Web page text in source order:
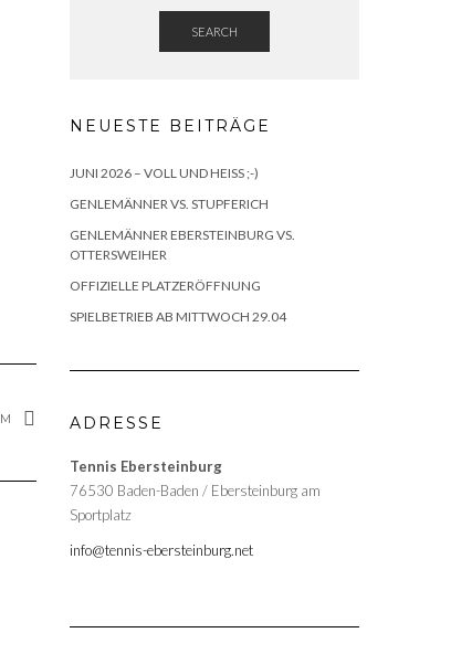
SEARCH
NEUESTE BEITRÄGE
JUNI 2026 – VOLL UND HEISS ;-)
GENLEMÄNNER VS. STUPFERICH
GENLEMÄNNER EBERSTEINBURG VS.
OTTERSWEIHER
OFFIZIELLE PLATZERÖFFNUNG
SPIELBETRIEB AB MITTWOCH 29.04
ADRESSE
Tennis Ebersteinburg
76530 Baden-Baden / Ebersteinburg am
Sportplatz
info@tennis-ebersteinburg.net